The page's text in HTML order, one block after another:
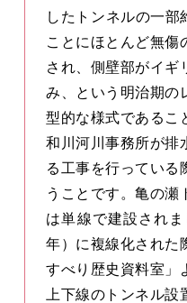
したトンネルの一部
ことにほとんど無傷
され、側壁部がイギ
み、という明治期の
型的な様式であるこ
和川河川事務所が排
る工事を行っている
うことです。亀の瀬
は単線で建設され
年）に複線化された
すべり歴史資料室」
上下線のトンネル